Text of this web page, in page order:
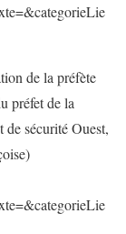
de la préfète
préfet de la
de sécurité Ouest,